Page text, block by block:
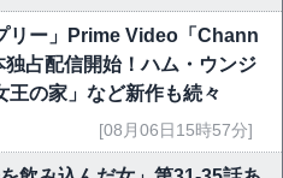
リー」Prime Video「Chann
占配信開始！ハム・ウンジ
王の家」など新作も続々
[08月06日15時57分]